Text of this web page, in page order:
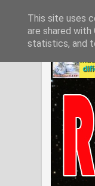
This site uses
are shared
statistics, and